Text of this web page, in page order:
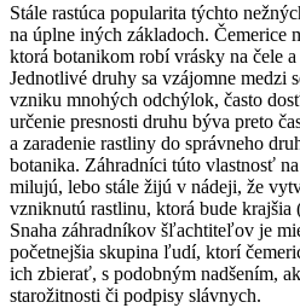
Stále rastúca popularita týchto
na úplne iných základoch. Čemerice
ktorá botanikom robí vrásky na čele
Jednotlivé druhy sa vzájomne medzi
vzniku mnohých odchýlok, často
určenie presnosti druhu býva preto
a zaradenie rastliny do správneho
botanika. Záhradníci túto vlastnosť
milujú, lebo stále žijú v nádeji, že
vzniknutú rastlinu, ktorá bude krajšia
Snaha záhradníkov šľachtiteľov je
početnejšia skupina ľudí, ktorí
ich zbierať, s podobným nadšením,
starožitnosti či podpisy slávnych.